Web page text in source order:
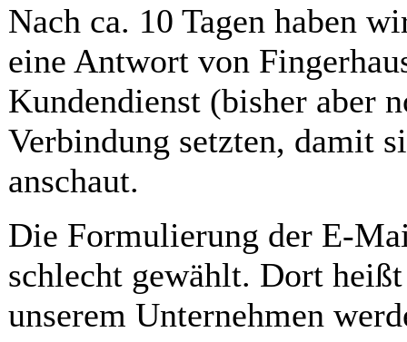
Nach ca. 10 Tagen haben
eine Antwort von
Kundendienst (bisher aber
Verbindung setzten, damit
anschaut.
Die Formulierung der E-
schlecht gewählt. Dort
unserem Unternehmen